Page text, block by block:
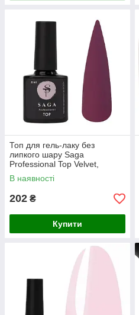
Топ для гель-лаку без
липкого шару Saga
Professional Top Velvet,
матовий, 8 мл
В наявності
202 ₴
Купити